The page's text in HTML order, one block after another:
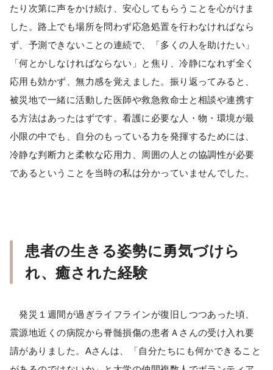
たり次第に声をかけ続け、安心してもらうことを心がけま
した。路上でも場所を問わず応急処置を行わなければなら
ず、予測できないことの連続で、「多くの人を助けたい」
「何とかしなければならない」と焦り、冷静になれず全く
応用も効かず、無力感を覚えました。振り返ってみると、
被災地で一緒に活動した医師や救急救命士と相談や連携す
る方法はあったはずです。看護に必要な人・物・環境が最
小限の中でも、自分のもっている力を発揮するためには、
冷静な判断力と柔軟な応用力、周囲の人との協調性が必要
であるということを当時の私は分かっていませんでした。
患者の生きる姿勢に勇気づけら
れ、癒された経験
発災１週間が過ぎライフラインが復旧しつつあった頃、
震源地近くの病院から脊髄損傷の患者Ａさんの受け入れ要
請がありました。Aさんは、「自分たちにも何かできること